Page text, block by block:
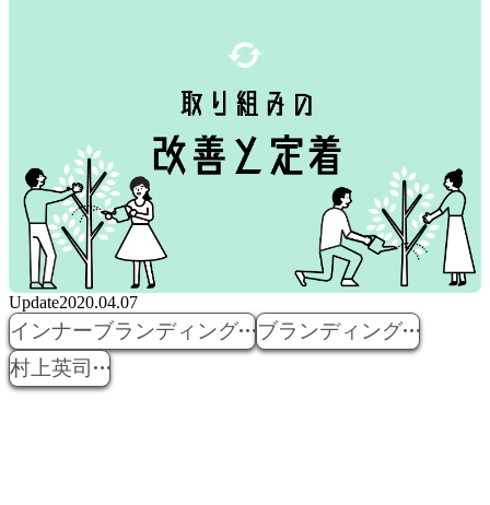
Update2020.04.07
インナーブランディング
ブランディング
村上英司